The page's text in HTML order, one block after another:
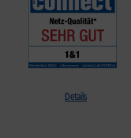
Details